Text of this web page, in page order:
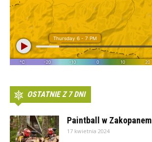
OSTATNIE Z 7 DNI
Paintball w Zakopanem
17 kwietnia 2024